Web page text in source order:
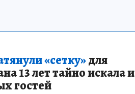
«сетку»для
13 лет тайно искала и
гостей